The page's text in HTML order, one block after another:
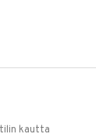
kautta